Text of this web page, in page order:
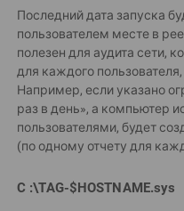
Последний дата запуска
пользователем месте в
полезен для аудита сети,
для каждого
Например, если указано
раз в день», а компьютер
пользователями, будет
(по одному отчету для
C :\TAG-$HOSTNAME.sys